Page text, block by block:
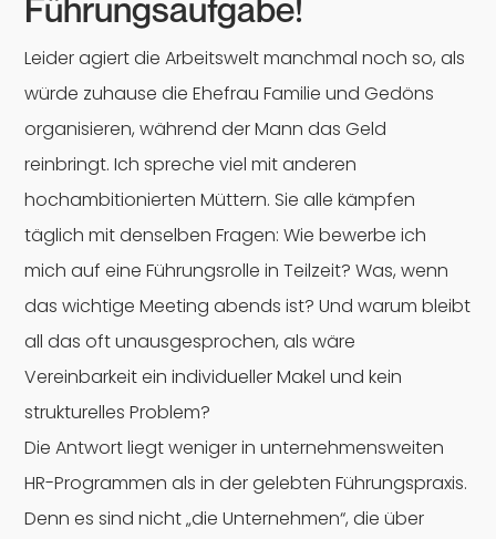
Führungsaufgabe!
Leider agiert die Arbeitswelt manchmal noch so, als
würde zuhause die Ehefrau Familie und Gedöns
organisieren, während der Mann das Geld
reinbringt. Ich spreche viel mit anderen
hochambitionierten Müttern. Sie alle kämpfen
täglich mit denselben Fragen: Wie bewerbe ich
mich auf eine Führungsrolle in Teilzeit? Was, wenn
das wichtige Meeting abends ist? Und warum bleibt
all das oft unausgesprochen, als wäre
Vereinbarkeit ein individueller Makel und kein
strukturelles Problem?
Die Antwort liegt weniger in unternehmensweiten
HR-Programmen als in der gelebten Führungspraxis.
Denn es sind nicht „die Unternehmen“, die über